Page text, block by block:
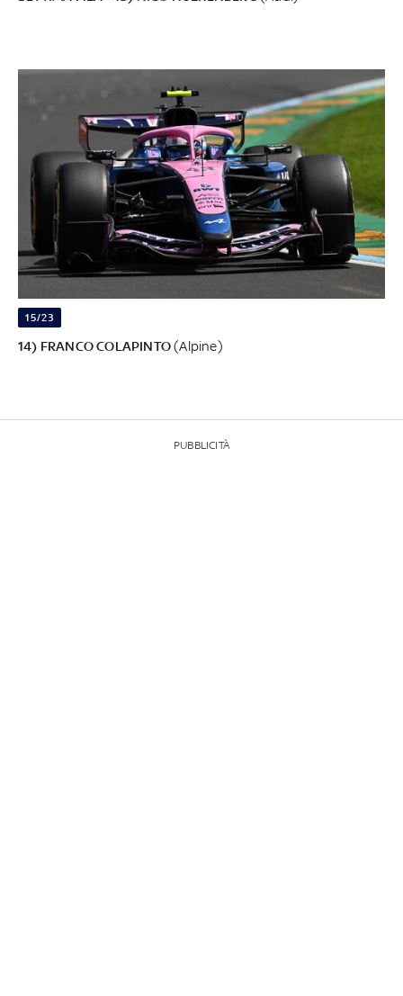
15/23
14) FRANCO COLAPINTO(Alpine)
PUBBLICITÀ